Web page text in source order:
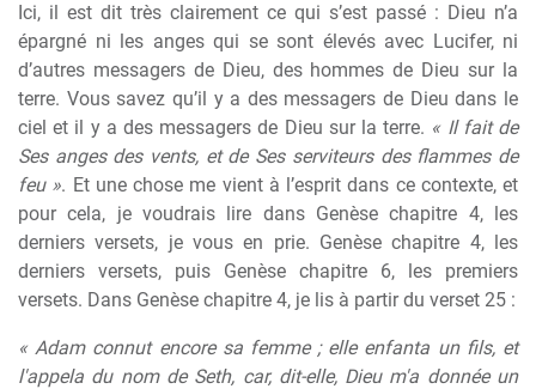
Ici, il est dit très clairement ce qui s’est passé : Dieu n’a
épargné ni les anges qui se sont élevés avec Lucifer, ni
d’autres messagers de Dieu, des hommes de Dieu sur la
terre. Vous savez qu’il y a des messagers de Dieu dans le
ciel et il y a des messagers de Dieu sur la terre. « Il fait de
Ses anges des vents, et de Ses serviteurs des flammes de
feu ». Et une chose me vient à l’esprit dans ce contexte, et
pour cela, je voudrais lire dans Genèse chapitre 4, les
derniers versets, je vous en prie. Genèse chapitre 4, les
derniers versets, puis Genèse chapitre 6, les premiers
versets. Dans Genèse chapitre 4, je lis à partir du verset 25 :
« Adam connut encore sa femme ; elle enfanta un fils, et
l'appela du nom de Seth, car, dit-elle, Dieu m'a donnée un